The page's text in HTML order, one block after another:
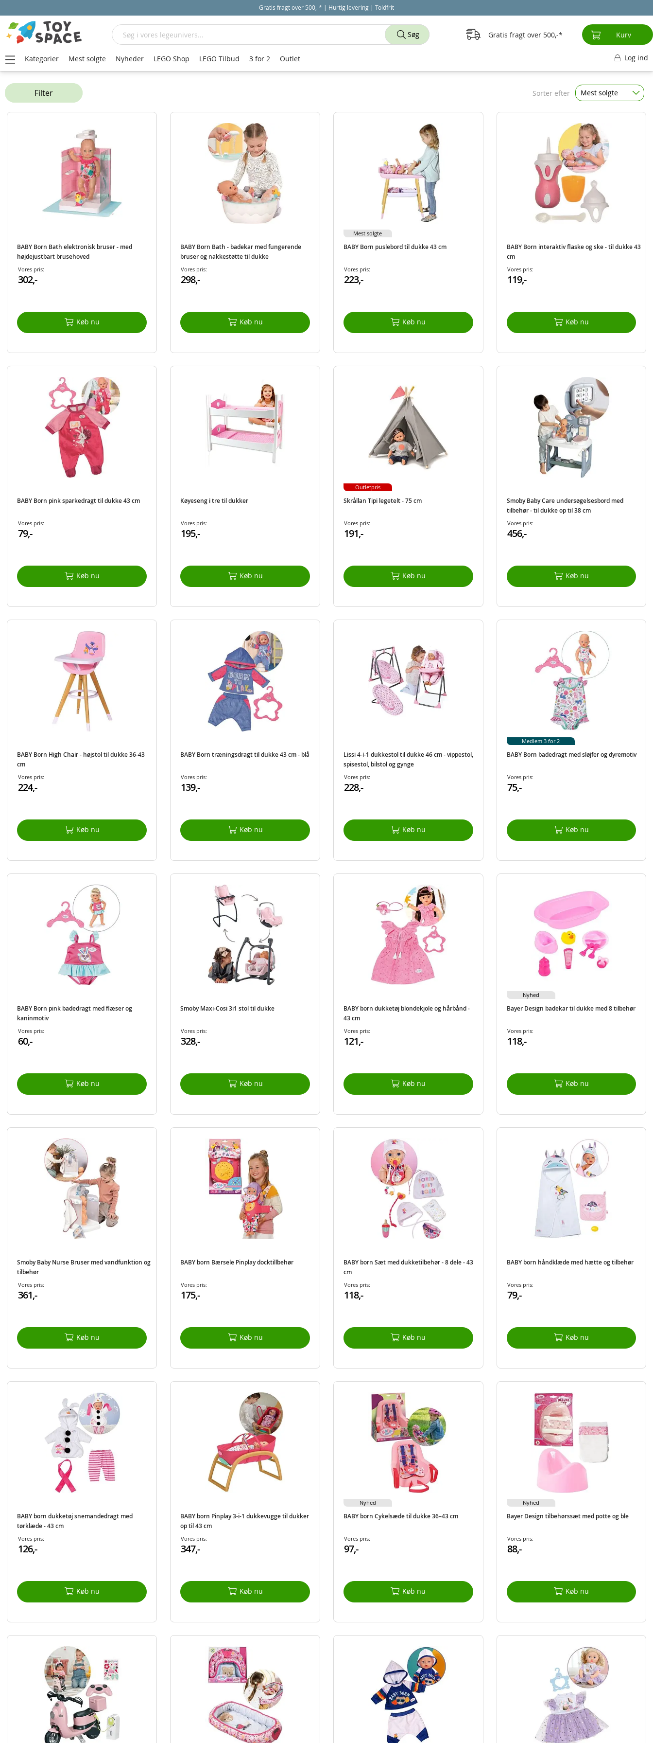
Gratis fragt over 500,-* | Hurtig levering | Toldfrit
Hjem Dukker og tilbehør Dukker Store dukker og tilbehør fra 31 cm Dukketøj og tilbehør 31-60 cm
Filter Sorter efter Mest solgte
BABY Born Bath elektronisk bruser - med
højdejustbart brusehoved
Vores pris:
302,-
Køb nu
BABY Born Bath - badekar med fungerende
bruser og nakkestøtte til dukke
Vores pris:
298,-
Køb nu
BABY Born puslebord til dukke 43 cm
Vores pris:
223,-
Køb nu
Mest solgte
BABY Born interaktiv flaske og ske - til dukke 43
cm
Vores pris:
119,-
Køb nu
BABY Born pink sparkedragt til dukke 43 cm
Vores pris:
79,-
Køb nu
Køyeseng i tre til dukker
Vores pris:
195,-
Køb nu
Skrållan Tipi legetelt - 75 cm
Vores pris:
191,-
Køb nu
Outletpris
Smoby Baby Care undersøgelsesbord med
tilbehør - til dukke op til 38 cm
Vores pris:
456,-
Køb nu
BABY Born High Chair - højstol til dukke 36-43
cm
Vores pris:
224,-
Køb nu
BABY Born træningsdragt til dukke 43 cm - blå
Vores pris:
139,-
Køb nu
Lissi 4-i-1 dukkestol til dukke 46 cm - vippestol,
spisestol, bilstol og gynge
Vores pris:
228,-
Køb nu
BABY Born badedragt med sløjfer og dyremotiv
Vores pris:
75,-
Køb nu
Medlem 3 for 2
BABY Born pink badedragt med flæser og
kaninmotiv
Vores pris:
60,-
Køb nu
Smoby Maxi-Cosi 3i1 stol til dukke
Vores pris:
328,-
Køb nu
BABY born dukketøj blondekjole og hårbånd -
43 cm
Vores pris:
121,-
Køb nu
Bayer Design badekar til dukke med 8 tilbehør
Vores pris:
118,-
Køb nu
Nyhed
Smoby Baby Nurse Bruser med vandfunktion og
tilbehør
Vores pris:
361,-
Køb nu
BABY born Bærsele Pinplay docktillbehør
Vores pris:
175,-
Køb nu
BABY born Sæt med dukketilbehør - 8 dele - 43
cm
Vores pris:
118,-
Køb nu
BABY born håndklæde med hætte og tilbehør
Vores pris:
79,-
Køb nu
BABY born dukketøj snemandedragt med
tørklæde - 43 cm
Vores pris:
126,-
Køb nu
BABY born Pinplay 3-i-1 dukkevugge til dukker
op til 43 cm
Vores pris:
347,-
Køb nu
BABY born Cykelsæde til dukke 36–43 cm
Vores pris:
97,-
Køb nu
Nyhed
Bayer Design tilbehørssæt med potte og ble
Vores pris:
88,-
Køb nu
Nyhed
Søg
Søg Gratis fragt over 500,- Kurv
Kategorier Mest solgte Nyheder LEGO Shop LEGO Tilbud 3 for 2 Outlet Log ind